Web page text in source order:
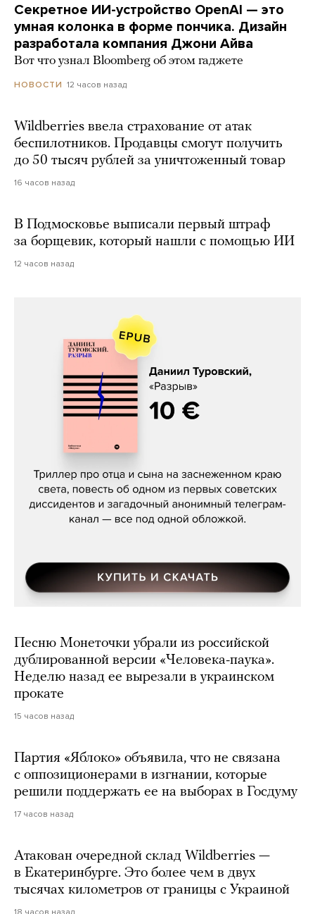
Секретное ИИ-устройство OpenAI — это
умная колонка в форме пончика. Дизайн
разработала компания Джони Айва
Вот что узнал Bloomberg об этом гаджете
НОВОСТИ 12 часов назад
Wildberries ввела страхование от атак
беспилотников. Продавцы смогут получить
до 50 тысяч рублей за уничтоженный товар
16 часов назад
В Подмосковье выписали первый штраф
за борщевик, который нашли с помощью ИИ
12 часов назад
Даниил Туровский, «Разрыв»
Песню Монеточки убрали из российской
дублированной версии «Человека-паука».
Неделю назад ее вырезали в украинском
прокате
15 часов назад
Партия «Яблоко» объявила, что не связана
с оппозиционерами в изгнании, которые
решили поддержать ее на выборах в Госдуму
17 часов назад
Атакован очередной склад Wildberries —
в Екатеринбурге. Это более чем в двух
тысячах километров от границы с Украиной
18 часов назад